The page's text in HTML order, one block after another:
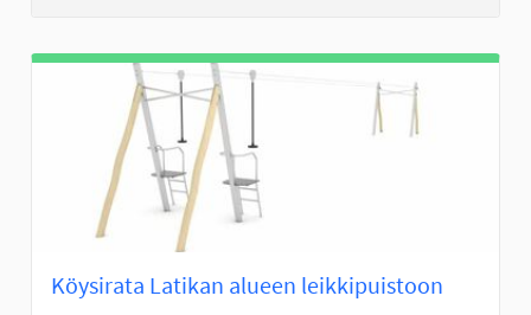
Köysirata Latikan alueen leikkipuistoon